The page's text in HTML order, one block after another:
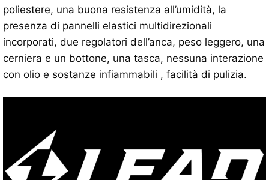
poliestere, una buona resistenza all’umidità, la
presenza di pannelli elastici multidirezionali
incorporati, due regolatori dell’anca, peso leggero, una
cerniera e un bottone, una tasca, nessuna interazione
con olio e sostanze infiammabili , facilità di pulizia.